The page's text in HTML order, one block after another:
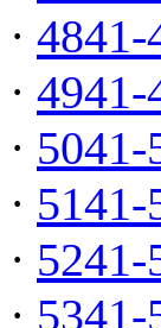
· 4841-
· 4941-
· 5041-
· 5141-
· 5241-
· 5341-